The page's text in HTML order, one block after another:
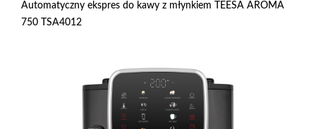
Automatyczny ekspres do kawy z młynkiem TEESA AROMA
750 TSA4012